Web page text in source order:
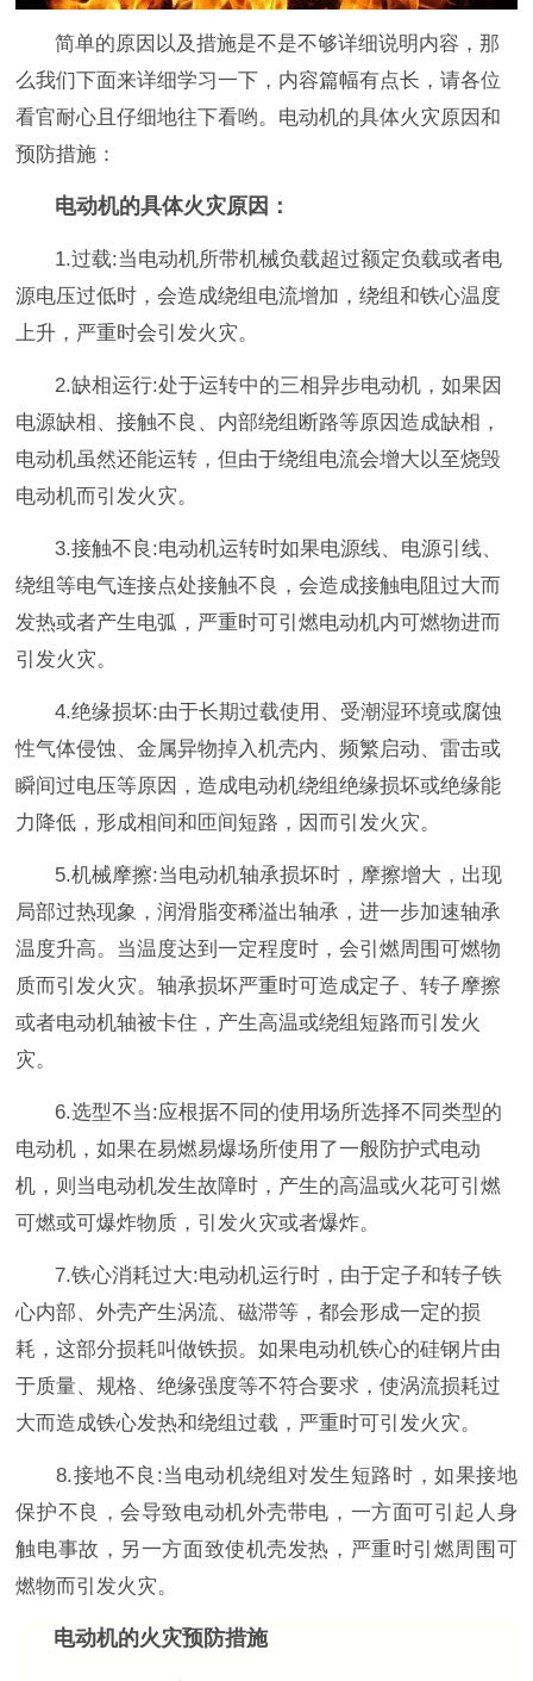
简单的原因以及措施是不是不够详细说明内容，那
么我们下面来详细学习一下，内容篇幅有点长，请各位
看官耐心且仔细地往下看哟。电动机的具体火灾原因和
预防措施：
电动机的具体火灾原因：
1.过载:当电动机所带机械负载超过额定负载或者电
源电压过低时，会造成绕组电流增加，绕组和铁心温度
上升，严重时会引发火灾。
2.缺相运行:处于运转中的三相异步电动机，如果因
电源缺相、接触不良、内部绕组断路等原因造成缺相，
电动机虽然还能运转，但由于绕组电流会增大以至烧毁
电动机而引发火灾。
3.接触不良 :电动机运转时如果电源线、电源引线、
绕组等电气连接点处接触不良，会造成接触电阻过大而
发热或者产生电弧，严重时可引燃电动机内可燃物进而
引发火灾。
4.绝缘损坏:由于长期过载使用、受潮湿环境或腐蚀
性气体侵蚀、金属异物掉入机壳内、频繁启动、雷击或
瞬间过电压等原因，造成电动机绕组绝缘损坏或绝缘能
力降低，形成相间和匝间短路，因而引发火灾。
5.机械摩擦:当电动机轴承损坏时，摩擦增大，出现
局部过热现象，润滑脂变稀溢出轴承，进一步加速轴承
温度升高。当温度达到一定程度时，会引燃周围可燃物
质而引发火灾。轴承损坏严重时可造成定子、转子摩擦
或者电动机轴被卡住，产生高温或绕组短路而引发火
灾。
6.选型不当:应根据不同的使用场所选择不同类型的
电动机，如果在易燃易爆场所使用了一般防护式电动
机，则当电动机发生故障时，产生的高温或火花可引燃
可燃或可爆炸物质，引发火灾或者爆炸。
7.铁心消耗过大:电动机运行时，由于定子和转子铁
心内部、外壳产生涡流、磁滞等，都会形成一定的损
耗，这部分损耗叫做铁损。如果电动机铁心的硅钢片由
于质量、规格、绝缘强度等不符合要求，使涡流损耗过
大而造成铁心发热和绕组过载，严重时可引发火灾。
8.接地不良 :当电动机绕组对发生短路时，如果接地
保护不良，会导致电动机外壳带电，一方面可引起人身
触电事故，另一方面致使机壳发热，严重时引燃周围可
燃物而引发火灾。
电动机的火灾预防措施